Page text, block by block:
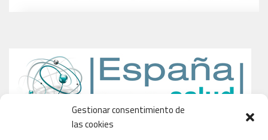
Gestionar consentimiento de
las cookies